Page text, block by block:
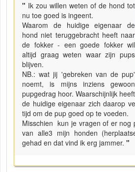
" Ik zou willen weten of de hond tot
nu toe goed is ingeent.
Waarom de huidige eigenaar de
hond niet teruggebracht heeft naar
de fokker - een goede fokker wil
altijd graag weten waar zijn pups
blijven.
NB.: wat jij 'gebreken van de pup'
noemt, is mijns inziens gewoon
pupgedrag hoor. Waarschijnlijk heeft
de huidige eigenaar zich daarop
tijd om de pup goed op te voeden.
Misschien kun je vragen of er nog
van alle3 mijn honden
gehad en dat vind ik erg jammer. "